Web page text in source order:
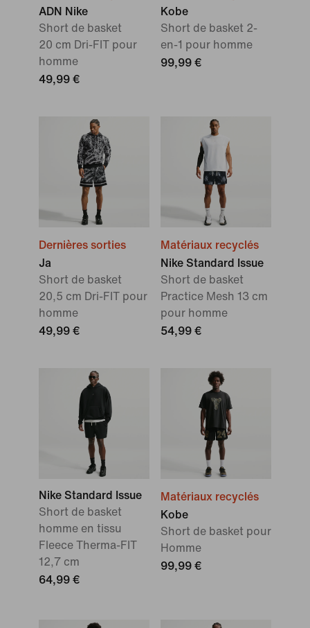
ADN Nike
Short de basket
20 cm Dri-FIT pour
homme
49,99 €
Kobe
Short de basket 2-
en-1 pour homme
99,99 €
Dernières sorties
Ja
Short de basket
20,5 cm Dri-FIT pour
homme
49,99 €
Matériaux recyclés
Nike Standard Issue
Short de basket
Practice Mesh 13 cm
pour homme
54,99 €
Nike Standard Issue
Short de basket
homme en tissu
Fleece Therma-FIT
12,7 cm
64,99 €
Matériaux recyclés
Kobe
Short de basket pour
Homme
99,99 €